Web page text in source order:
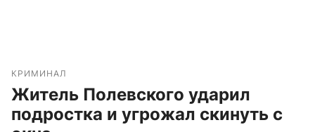
КРИМИНАЛ
Житель Полевского ударил
подростка и угрожал скинуть с